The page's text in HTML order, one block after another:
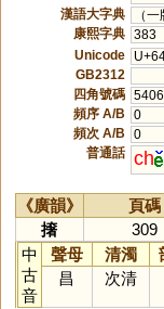
漢語大字典
（
康熙字典 383
Unicode
GB2312
四角號碼
頻序 A/B
0
頻次 A/B
0
普通話 ch
《廣韻》 頁碼
撦
309
中
古
音
聲母 清濁
昌
次清